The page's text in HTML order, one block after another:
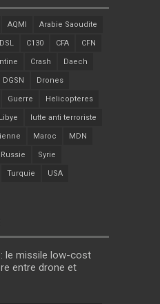
AQMI Arabie Saoudite
C130 CFA CFN
Crash Daech
DGSN Drones
Guerre Helicopteres
Libye lutte anti terroriste
Maroc MDN
Russie Syrie
Turquie USA
le missile low-cost
entre drone et